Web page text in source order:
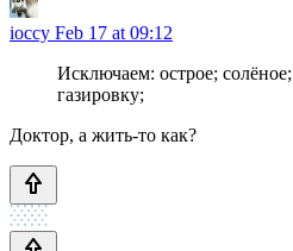
ioccy Feb 17 at 09:12
Исключаем: острое;
газировку;
Доктор, а жить-то как?